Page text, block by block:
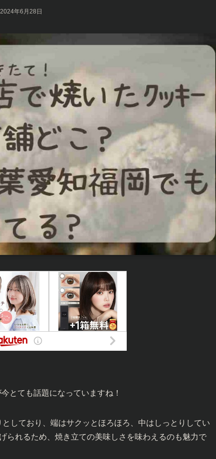
2024年6月28日
とても話題になっていますね！
しており、端はサクッとほろほろ、中はしっとりしてい
られるため、焼き立ての美味しさを味わえるのも魅力で